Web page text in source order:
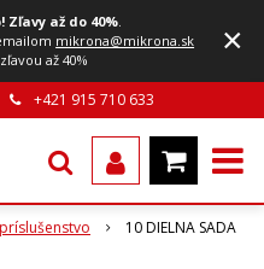
až do 40%.
mikrona@mikrona.sk
až 40%
×
+421 915 710 633
10 DIELNA SADA